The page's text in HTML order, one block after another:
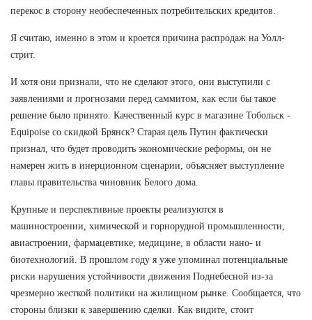
перекос в сторону необеспеченных потребительских кредитов.
Я считаю, именно в этом и кроется причина распродаж на Уолл-
стрит.
И хотя они признали, что не сделают этого, они выступили с
заявлениями и прогнозами перед саммитом, как если бы такое
решение было принято. Качественный курс в магазине Тобольск -
Equipoise со скидкой Брянск? Старая цель Путин фактически
признал, что будет проводить экономические реформы, он не
намерен жить в инерционном сценарии, объясняет выступление
главы правительства чиновник Белого дома.
Крупные и перспективные проекты реализуются в
машиностроении, химической и горнорудной промышленности,
авиастроении, фармацевтике, медицине, в области нано- и
биотехнологий. В прошлом году я уже упоминал потенциальные
риски нарушения устойчивости движения Поднебесной из-за
чрезмерно жесткой политики на жилищном рынке. Сообщается, что
стороны близки к завершению сделки. Как видите, стоит